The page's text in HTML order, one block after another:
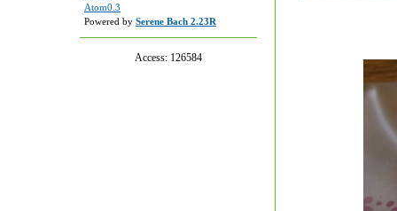
Atom0.3
Powered by Serene Bach 2.23R
Access: 126584